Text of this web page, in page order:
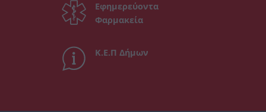
Εφημερεύοντα
Φαρμακεία
Κ.Ε.Π Δήμων